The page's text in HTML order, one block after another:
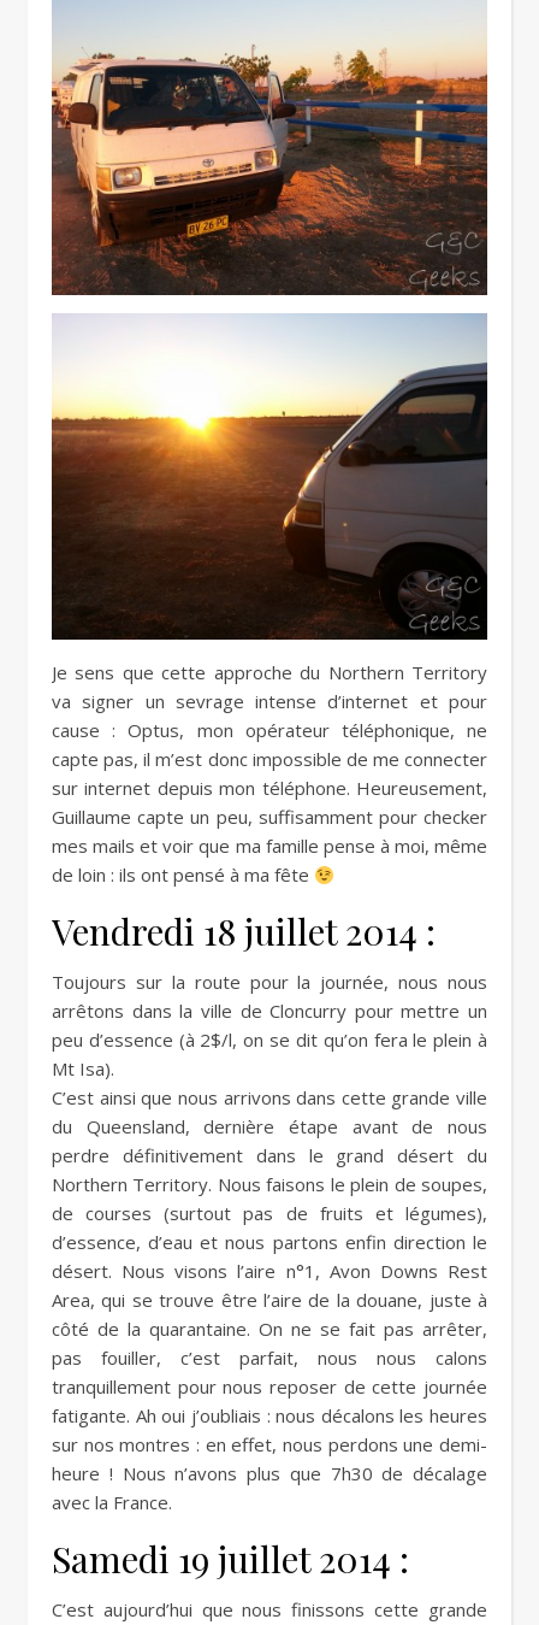
Je sens que cette approche du Northern Territory
va signer un sevrage intense d’internet et pour
cause : Optus, mon opérateur téléphonique, ne
capte pas, il m’est donc impossible de me connecter
sur internet depuis mon téléphone. Heureusement,
Guillaume capte un peu, suffisamment pour checker
mes mails et voir que ma famille pense à moi, même
de loin : ils ont pensé à ma fête
Vendredi 18 juillet 2014 :
Toujours sur la route pour la journée, nous nous
arrêtons dans la ville de Cloncurry pour mettre un
peu d’essence (à 2$/l, on se dit qu’on fera le plein à
Mt Isa).
C’est ainsi que nous arrivons dans cette grande ville
du Queensland, dernière étape avant de nous
perdre définitivement dans le grand désert du
Northern Territory. Nous faisons le plein de soupes,
de courses (surtout pas de fruits et légumes),
d’essence, d’eau et nous partons enfin direction le
désert. Nous visons l’aire n°1, Avon Downs Rest
Area, qui se trouve être l’aire de la douane, juste à
côté de la quarantaine. On ne se fait pas arrêter,
pas fouiller, c’est parfait, nous nous calons
tranquillement pour nous reposer de cette journée
fatigante. Ah oui j’oubliais : nous décalons les heures
sur nos montres : en effet, nous perdons une demi-
heure ! Nous n’avons plus que 7h30 de décalage
avec la France.
Samedi 19 juillet 2014 :
C’est aujourd’hui que nous finissons cette grande